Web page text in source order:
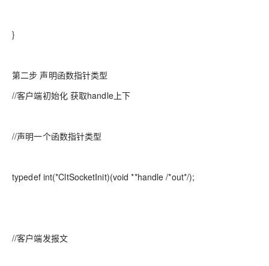
}
第二步 声明函数指针类型
//客户端初始化 获取handle上下
//声明一个函数指针类型
typedef int(*CltSocketInit)(void **handle /*out*/);
//客户端发报文